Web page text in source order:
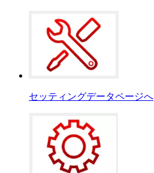
セッティングデータページへ